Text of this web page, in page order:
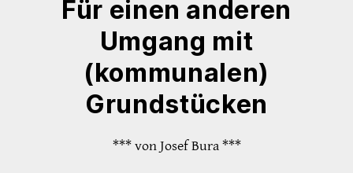
Für einen anderen
Umgang mit
(kommunalen)
Grundstücken
*** von Josef Bura ***